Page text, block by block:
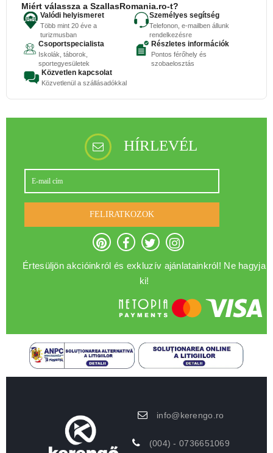
Miért válassza a SzallasRomania.ro-t?
Valódi helyismeret
Több mint 20 éve a
turizmusban
Személyes segítség
Telefonon, e-mailben állunk
rendelkezésre
Csoportspecialista
Iskolák, táborok,
sportegyesületek
Részletes információk
Pontos férőhely és
szobaelosztás
Közvetlen kapcsolat
Közvetlenül a szállásadókkal
HÍRLEVÉL
FELIRATKOZOK
Értesüljön akcióinkról és exkluzív ajánlatainkról! Ne hagyja
ki!
info@kerengo.ro
(004) - 0736651069